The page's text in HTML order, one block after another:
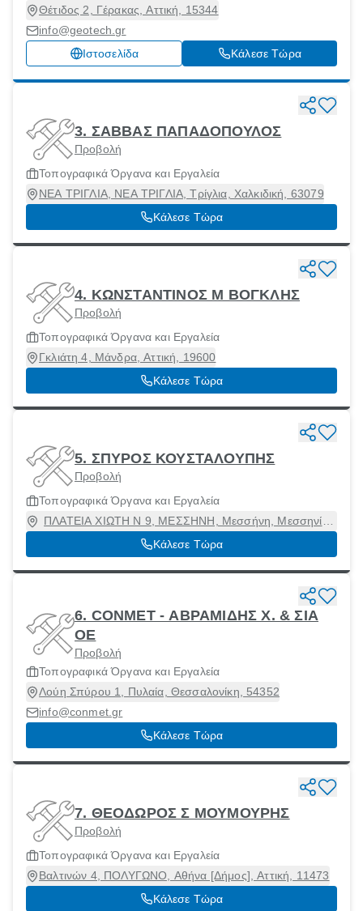
Θέτιδος 2, Γέρακας, Αττική, 15344
info@geotech.gr
Ιστοσελίδα
Κάλεσε Τώρα
3. ΣΑΒΒΑΣ ΠΑΠΑΔΟΠΟΥΛΟΣ
Προβολή
Τοπογραφικά Όργανα και Εργαλεία
ΝΕΑ ΤΡΙΓΛΙΑ, ΝΕΑ ΤΡΙΓΛΙΑ, Τρίγλια, Χαλκιδική, 63079
Κάλεσε Τώρα
4. ΚΩΝΣΤΑΝΤΙΝΟΣ Μ ΒΟΓΚΛΗΣ
Προβολή
Τοπογραφικά Όργανα και Εργαλεία
Γκλιάτη 4, Μάνδρα, Αττική, 19600
Κάλεσε Τώρα
5. ΣΠΥΡΟΣ ΚΟΥΣΤΑΛΟΥΠΗΣ
Προβολή
Τοπογραφικά Όργανα και Εργαλεία
ΠΛΑΤΕΙΑ ΧΙΩΤΗ Ν 9, ΜΕΣΣΗΝΗ, Μεσσήνη, Μεσσηνία,
24200
Κάλεσε Τώρα
6. CONMET - ΑΒΡΑΜΙΔΗΣ Χ. & ΣΙΑ
ΟΕ
Προβολή
Τοπογραφικά Όργανα και Εργαλεία
Λούη Σπύρου 1, Πυλαία, Θεσσαλονίκη, 54352
info@conmet.gr
Κάλεσε Τώρα
7. ΘΕΟΔΩΡΟΣ Σ ΜΟΥΜΟΥΡΗΣ
Προβολή
Τοπογραφικά Όργανα και Εργαλεία
Βαλτινών 4, ΠΟΛΥΓΩΝΟ, Αθήνα [Δήμος], Αττική, 11473
Κάλεσε Τώρα